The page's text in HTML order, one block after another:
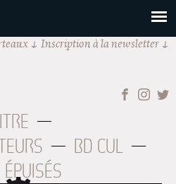
Inscription à la newsletter
BD CUL
ÉPUISÉS